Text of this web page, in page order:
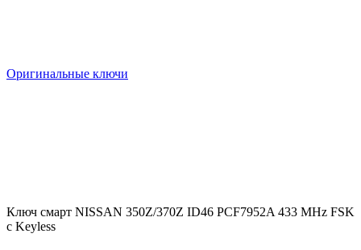
Оригинальные ключи
Ключ смарт NISSAN 350Z/370Z ID46 PCF7952A 433 MHz FSK
с Keyless